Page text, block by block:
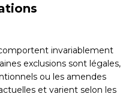
invariablement
exclusions sont légales,
ou les amendes
et varient selon les